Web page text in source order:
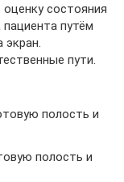
состояния
пациента путём
пути.
полость и
полость и